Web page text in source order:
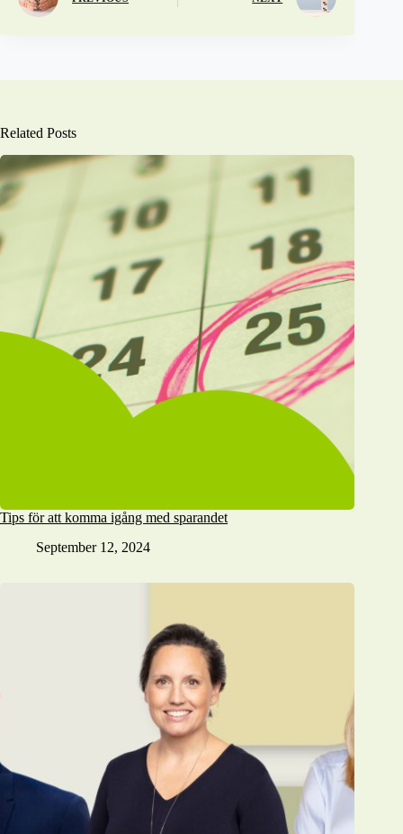
Related Posts
Tips för att komma igång med sparandet
September 12, 2024